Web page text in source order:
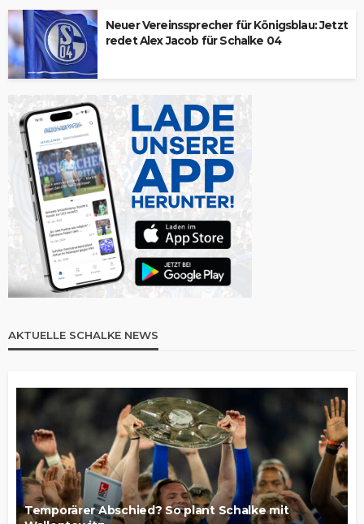
Neuer Vereinssprecher für Königsblau: Jetzt
redet Alex Jacob für Schalke 04
AKTUELLE SCHALKE NEWS
Temporärer Abschied? So plant Schalke mit